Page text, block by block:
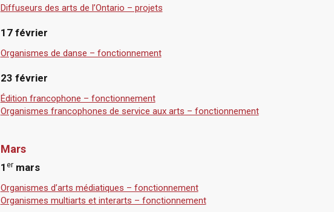
Diffuseurs des arts de l’Ontario – projets
17 février
Organismes de danse – fonctionnement
23 février
Édition francophone – fonctionnement
Organismes francophones de service aux arts – fonctionnement
Mars
1 ermars
Organismes d’arts médiatiques – fonctionnement
Organismes multiarts et interarts – fonctionnement